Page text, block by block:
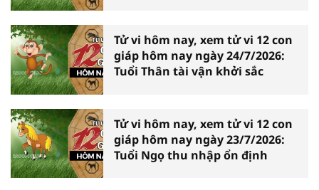
Tử vi hôm nay, xem tử vi 12 con
giáp hôm nay ngày 24/7/2026:
Tuổi Thân tài vận khởi sắc
Tử vi hôm nay, xem tử vi 12 con
giáp hôm nay ngày 23/7/2026:
Tuổi Ngọ thu nhập ổn định